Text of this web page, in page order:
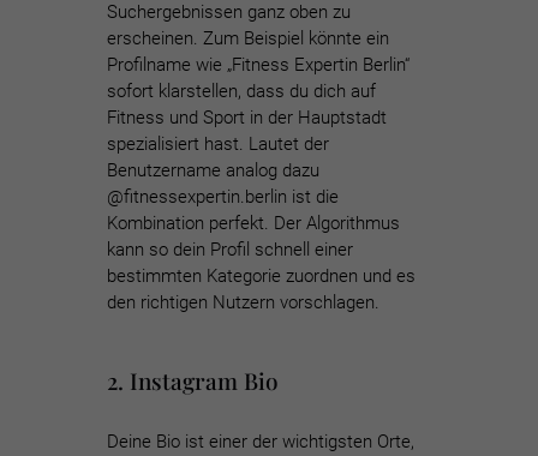
Suchergebnissen ganz oben zu
erscheinen. Zum Beispiel könnte ein
Profilname wie „Fitness Expertin Berlin“
sofort klarstellen, dass du dich auf
Fitness und Sport in der Hauptstadt
spezialisiert hast. Lautet der
Benutzername analog dazu
@fitnessexpertin.berlin ist die
Kombination perfekt. Der Algorithmus
kann so dein Profil schnell einer
bestimmten Kategorie zuordnen und es
den richtigen Nutzern vorschlagen.
2. Instagram Bio
Deine Bio ist einer der wichtigsten Orte,